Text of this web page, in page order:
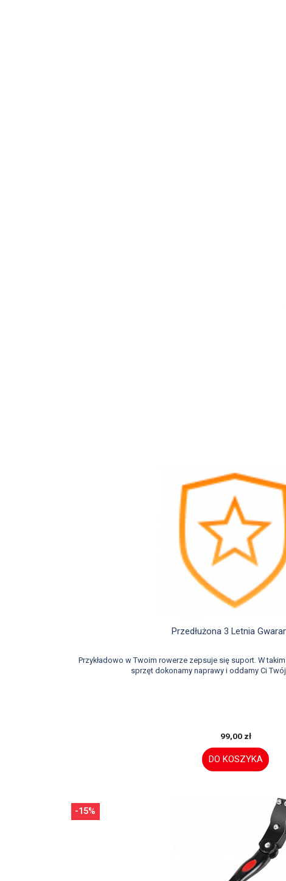
Szybki podgląd
Przedłużona 3 Letnia
Przykładowo w Twoim rowerze zepsuje się suport. W
sprzęt dokonamy naprawy i oddamy Ci
99,00 zł
DO KOSZYKA
-15%